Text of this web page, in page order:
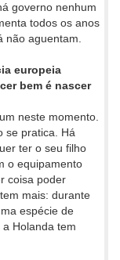
governo nenhum
todos os anos
não aguentam.
europeia
bem é nascer
neste momento.
se pratica. Há
ter o seu filho
o equipamento
coisa poder
mais: durante
espécie de
Holanda tem